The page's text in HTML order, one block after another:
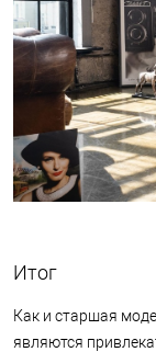
Итог
Как и старшая
являются